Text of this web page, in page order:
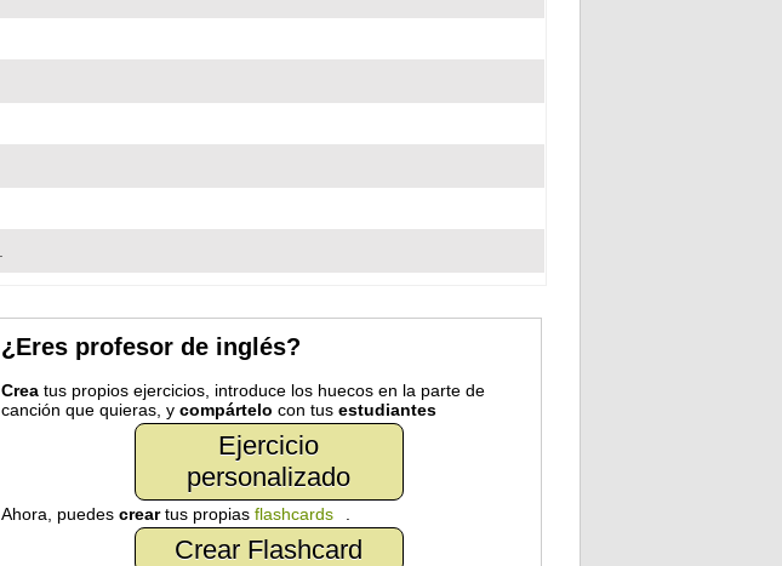
¿Eres profesor de inglés?
Creatus propios ejercicios, introduce los huecos en la parte de
canción que quieras, y compártelo con tus estudiantes
Ejercicio
personalizado
Ahora, puedes creartus propias flashcards
Crear Flashcard